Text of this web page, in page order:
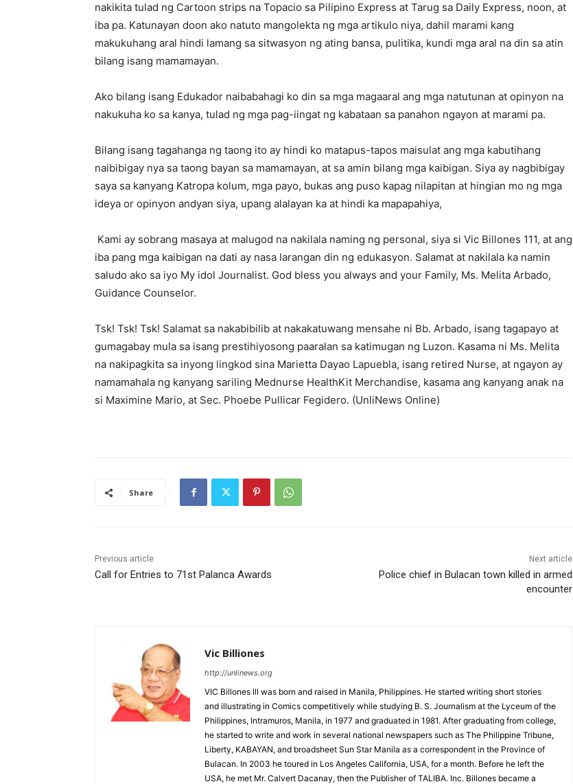
nakikita tulad ng Cartoon strips na Topacio sa Pilipino Express at Tarug sa Daily Express, noon, at
iba pa. Katunayan doon ako natuto mangolekta ng mga artikulo niya, dahil marami kang
makukuhang aral hindi lamang sa sitwasyon ng ating bansa, pulitika, kundi mga aral na din sa atin
bilang isang mamamayan.
Ako bilang isang Edukador naibabahagi ko din sa mga magaaral ang mga natutunan at opinyon na
nakukuha ko sa kanya, tulad ng mga pag-iingat ng kabataan sa panahon ngayon at marami pa.
Bilang isang tagahanga ng taong ito ay hindi ko matapus-tapos maisulat ang mga kabutihang
naibibigay nya sa taong bayan sa mamamayan, at sa amin bilang mga kaibigan. Siya ay nagbibigay
saya sa kanyang Katropa kolum, mga payo, bukas ang puso kapag nilapitan at hingian mo ng mga
ideya or opinyon andyan siya, upang alalayan ka at hindi ka mapapahiya,
Kami ay sobrang masaya at malugod na nakilala naming ng personal, siya si Vic Billones 111, at ang
iba pang mga kaibigan na dati ay nasa larangan din ng edukasyon. Salamat at nakilala ka namin
saludo ako sa iyo My idol Journalist. God bless you always and your Family, Ms. Melita Arbado,
Guidance Counselor.
Tsk! Tsk! Tsk! Salamat sa nakabibilib at nakakatuwang mensahe ni Bb. Arbado, isang tagapayo at
gumagabay mula sa isang prestihiyosong paaralan sa katimugan ng Luzon. Kasama ni Ms. Melita
na nakipagkita sa inyong lingkod sina Marietta Dayao Lapuebla, isang retired Nurse, at ngayon ay
namamahala ng kanyang sariling Mednurse HealthKit Merchandise, kasama ang kanyang anak na
si Maximine Mario, at Sec. Phoebe Pullicar Fegidero. (UnliNews Online)
Share
Previous article
Call for Entries to 71st Palanca Awards
Next article
Police chief in Bulacan town killed in armed
encounter
Vic Billiones
http://unlinews.org
VIC Billones lll was born and raised in Manila, Philippines. He started writing short stories
and illustrating in Comics competitively while studying B. S. Journalism at the Lyceum of the
Philippines, Intramuros, Manila, in 1977 and graduated in 1981. After graduating from college,
he started to write and work in several national newspapers such as The Philippine Tribune,
Liberty, KABAYAN, and broadsheet Sun Star Manila as a correspondent in the Province of
Bulacan. In 2003 he toured in Los Angeles California, USA, for a month. Before he left the
USA, he met Mr. Calvert Dacanay, then the Publisher of TALIBA. Inc. Billones became a